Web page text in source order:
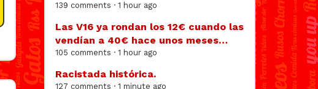
139 comments · 1 hour ago
Las V16 ya rondan los 12€ cuando las
vendían a 40€ hace unos meses…
105 comments · 1 hour ago
Racistada histórica.
127 comments · 1 minute ago